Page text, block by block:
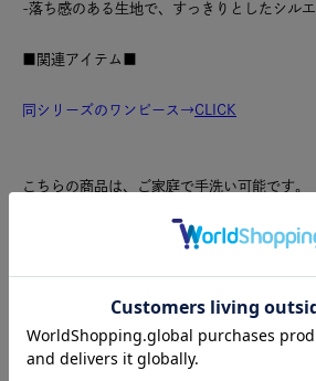
-落ち感のある生地で、すっきりとしたシル
■関連アイテム■
同シリーズのワンピース→CLICK
こちらの商品は、ご家庭で手洗い可能です。
こちらの商品は、交換・キャンセル・返品
あらかじめご了承の上、ご注文くださいます